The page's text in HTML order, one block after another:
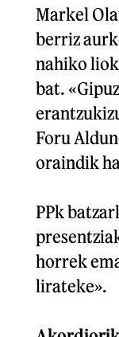
Markel
berriz
nahiko
bat.
Foru
oraindik
PPk
horrek
lirateke».